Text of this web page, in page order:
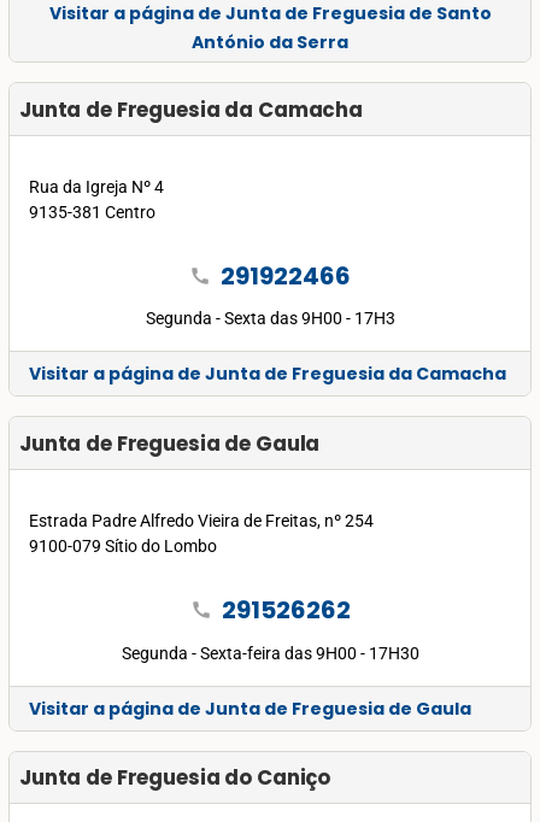
Visitar a página de Junta de Freguesia de Santo
António da Serra
Junta de Freguesia da Camacha
Rua da Igreja Nº 4
9135-381 Centro
call 291922466
Segunda - Sexta das 9H00 - 17H3
Visitar a página de Junta de Freguesia da Camacha
Junta de Freguesia de Gaula
Estrada Padre Alfredo Vieira de Freitas, nº 254
9100-079 Sítio do Lombo
call 291526262
Segunda - Sexta-feira das 9H00 - 17H30
Visitar a página de Junta de Freguesia de Gaula
Junta de Freguesia do Caniço